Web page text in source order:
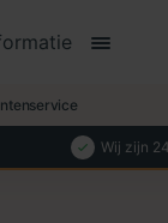
Wij zijn